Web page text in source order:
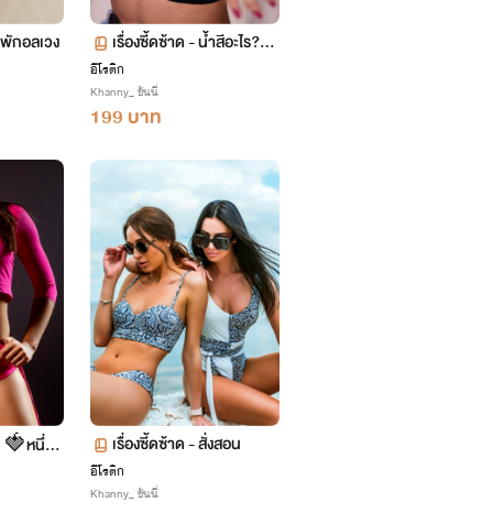
กอลเวง
เรื่องซี้ดซ้าด - น้ำสีอะไร?
(Y)
อีโรติก
Khanny_ ขันนี่
199 บาท
หนึ่งข
เรื่องซี้ดซ้าด - สั่งสอน
อีโรติก
Khanny_ ขันนี่